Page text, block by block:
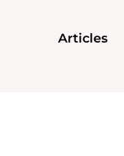
Articles